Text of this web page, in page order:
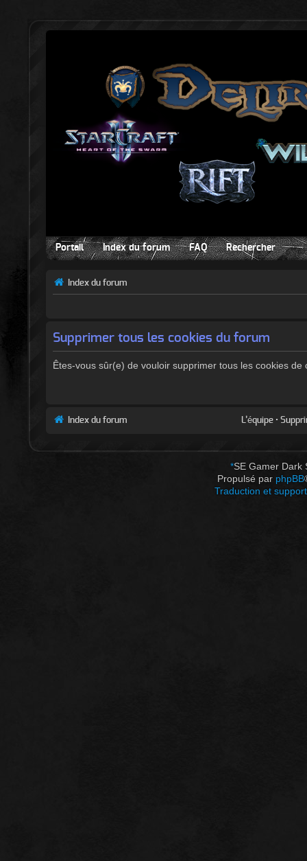
Portail Index du forum FAQ Rechercher
Index du forum
Supprimer tous les cookies du forum
Êtes-vous sûr(e) de vouloir supprimer tous les cookies de
Index du forum L’équipe •
*SE Gamer Dark
Propulsé par phpBB
Traduction et